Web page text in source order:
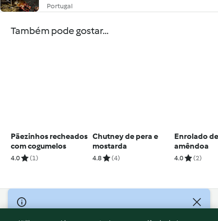
Portugal
Também pode gostar...
Pãezinhos recheados
com cogumelos
4.0 (1)
Chutney de pera e
mostarda
4.8 (4)
Enrolado
amêndoa
4.0 (2)
© Copyright 2026